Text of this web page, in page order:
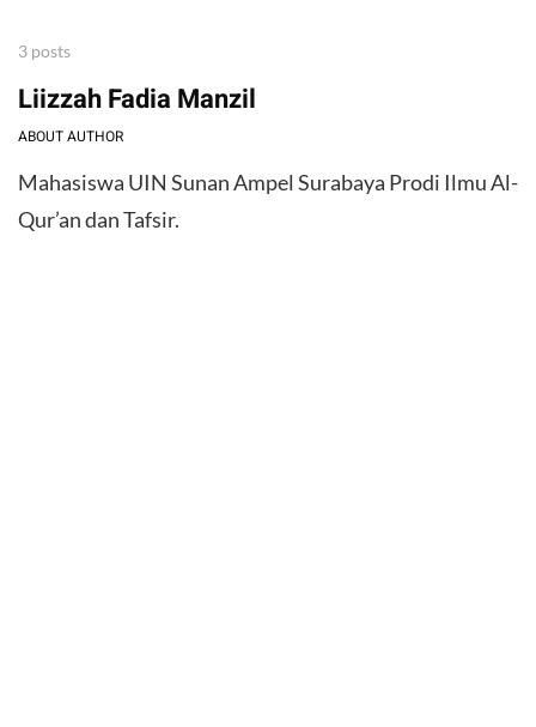
3 posts
Liizzah Fadia Manzil
ABOUT AUTHOR
Mahasiswa UIN Sunan Ampel Surabaya Prodi Ilmu Al-
Qur’an dan Tafsir.